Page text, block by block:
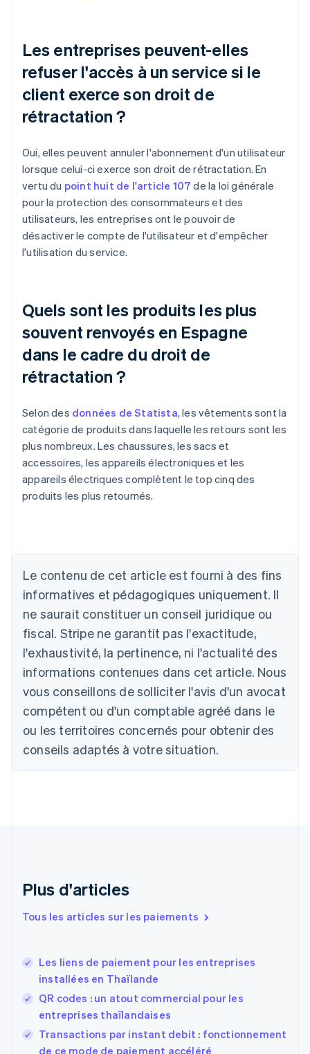
Les entreprises peuvent-elles
refuser l'accès à un service si le
client exerce son droit de
rétractation ?
Oui, elles peuvent annuler l'abonnement d'un utilisateur
lorsque celui-ci exerce son droit de rétractation. En
vertu du point huit de l'article 107 de la loi générale
pour la protection des consommateurs et des
utilisateurs, les entreprises ont le pouvoir de
désactiver le compte de l'utilisateur et d'empêcher
l'utilisation du service.
Quels sont les produits les plus
souvent renvoyés en Espagne
dans le cadre du droit de
rétractation ?
Selon des données de Statista, les vêtements sont la
catégorie de produits dans laquelle les retours sont les
plus nombreux. Les chaussures, les sacs et
accessoires, les appareils électroniques et les
appareils électriques complètent le top cinq des
produits les plus retournés.
Le contenu de cet article est fourni à des fins
informatives et pédagogiques uniquement. Il
ne saurait constituer un conseil juridique ou
fiscal. Stripe ne garantit pas l'exactitude,
l'exhaustivité, la pertinence, ni l'actualité des
informations contenues dans cet article. Nous
vous conseillons de solliciter l'avis d'un avocat
compétent ou d'un comptable agréé dans le
ou les territoires concernés pour obtenir des
conseils adaptés à votre situation.
Plus d'articles
Tous les articles sur les paiements
Les liens de paiement pour les entreprises
installées en Thaïlande
QR codes : un atout commercial pour les
entreprises thaïlandaises
Transactions par instant debit : fonctionnement
de ce mode de paiement accéléré
DeutschEnglish
Australie
English
Autriche
DeutschEnglish
NederlandsFrançaisDeutschEnglish
Brésil
Português
Bulgarie
English
Canada
Chine continentale
简体中文English
Español English
English
Finlande
EnglishSvenska
FrançaisEnglish
Gibraltar
English
Grèce